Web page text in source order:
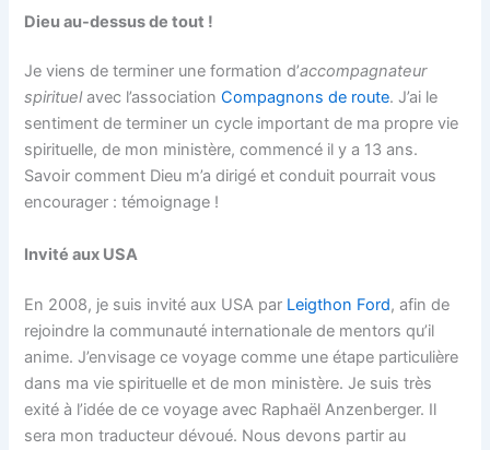
Dieu au-dessus de tout !
Je viens de terminer une formation d’accompagnateur
spirituelavec l’associationCompagnons de route. J’ai le
sentiment de terminer un cycle important de ma propre vie
spirituelle, de mon ministère, commencé il y a 13 ans.
Savoir comment Dieu m’a dirigé et conduit pourrait vous
encourager : témoignage !
Invité aux USA
En 2008, je suis invité aux USA par Leigthon Ford, afin de
rejoindre la communauté internationale de mentors qu’il
anime. J’envisage ce voyage comme une étape particulière
dans ma vie spirituelle et de mon ministère. Je suis très
exité à l’idée de ce voyage avec Raphaël Anzenberger. Il
sera mon traducteur dévoué. Nous devons partir au